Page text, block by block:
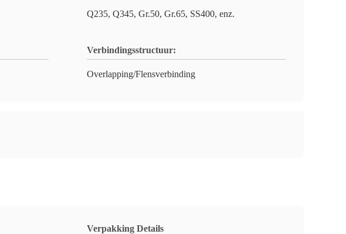
Q235, Q345, Gr.50, Gr.65, SS400, enz.
Verbindingsstructuur:
Overlapping/Flensverbinding
Verpakking Details